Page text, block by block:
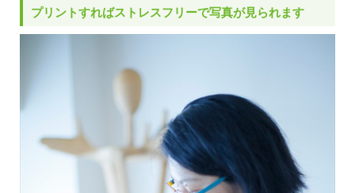
プリントすればストレスフリーで写真が見られます